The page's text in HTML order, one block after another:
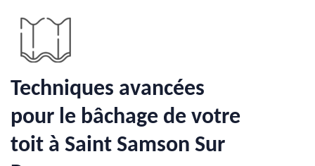
Techniques avancées
pour le bâchage de votre
toit à Saint Samson Sur